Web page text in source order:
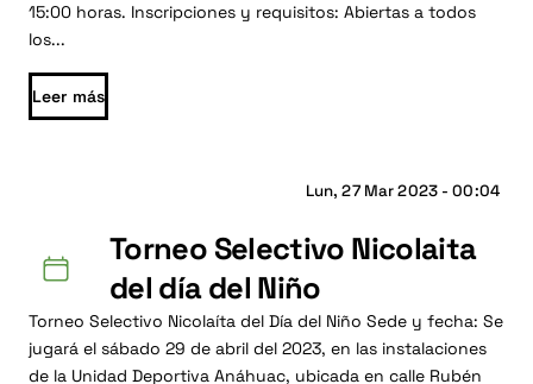
15:00 horas. Inscripciones y requisitos: Abiertas a todos
los...
Leer más
Lun, 27 Mar 2023 - 00:04
Torneo Selectivo Nicolaita
del día del Niño
Torneo Selectivo Nicolaíta del Día del Niño Sede y fecha: Se
jugará el sábado 29 de abril del 2023, en las instalaciones
de la Unidad Deportiva Anáhuac, ubicada en calle Rubén